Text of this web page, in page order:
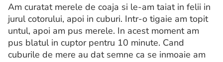
Am curatat merele de coaja si le-am taiat in felii in
jurul cotorului, apoi in cuburi. Intr-o tigaie am topit
untul, apoi am pus merele. In acest moment am
pus blatul in cuptor pentru 10 minute. Cand
cuburile de mere au dat semne ca se inmoaie am